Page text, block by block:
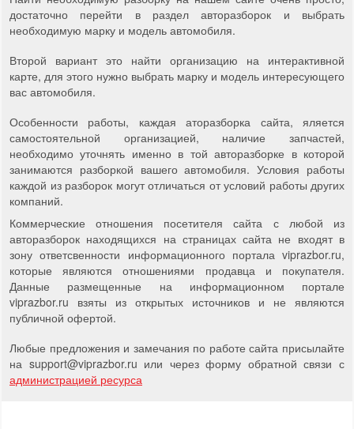
достаточно перейти в раздел авторазборок и выбрать
необходимую марку и модель автомобиля.
Второй вариант это найти организацию на интерактивной
карте, для этого нужно выбрать марку и модель интересующего
вас автомобиля.
Особенности работы, каждая аторазборка сайта, яляется
самостоятельной организацией, наличие запчастей,
необходимо уточнять именно в той авторазборке в которой
занимаются разборкой вашего автомобиля. Условия работы
каждой из разборок могут отличаться от условий работы других
компаний.
Коммерческие отношения посетителя сайта с любой из
авторазборок находящихся на страницах сайта не входят в
зону ответсвенности информационного портала viprazbor.ru,
которые являются отношениями продавца и покупателя.
Данные размещенные на информационном портале
viprazbor.ru взяты из открытых источников и не являются
публичной офертой.
Любые предложения и замечания по работе сайта присылайте
на support@viprazbor.ru или через форму обратной связи с
администрацией ресурса